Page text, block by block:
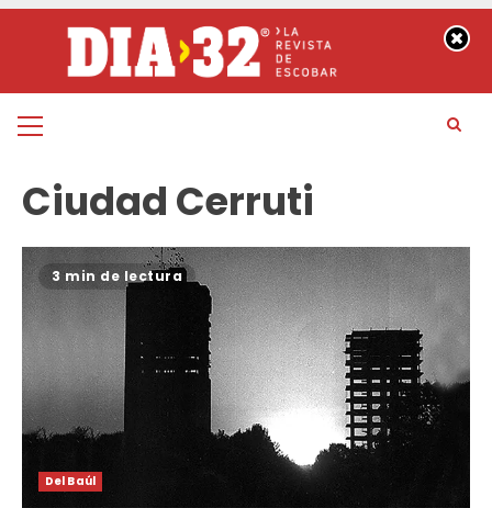
contenido
Menú
Ciudad Cerruti
3 min de lectura
Del Baúl